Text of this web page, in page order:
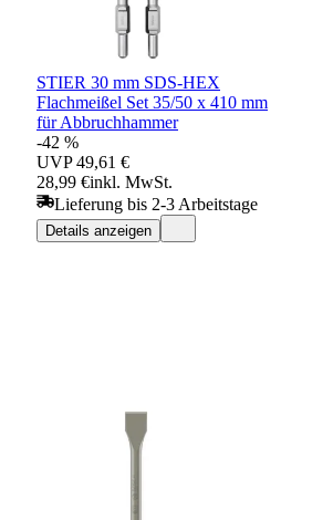
STIER 30 mm SDS-HEX
Flachmeißel Set 35/50 x 410 mm
für Abbruchhammer
-42 %
UVP 49,61 €
28,99 €inkl. MwSt.
Lieferung bis 2-3 Arbeitstage
Details anzeigen